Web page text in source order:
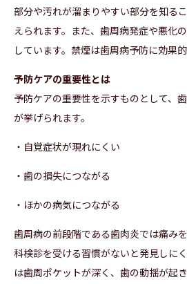
部分や汚れが溜まりやすい部分を知る
えられます。また、歯周病発症や悪化
しています。禁煙は歯周病予防に効果的
予防ケアの重要性とは
予防ケアの重要性を示すものとして、
が挙げられます。
・自覚症状が現れにくい
・歯の損失につながる
・ほかの病気につながる
歯周病の前段階である歯肉炎では痛み
科検診を受ける習慣がないと発見しに
は歯周ポケットが深く、歯の動揺が起